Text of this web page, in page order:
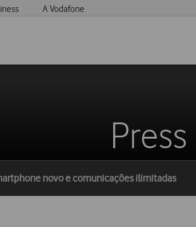
A Vodafone
novo e comunicações ilimitadas